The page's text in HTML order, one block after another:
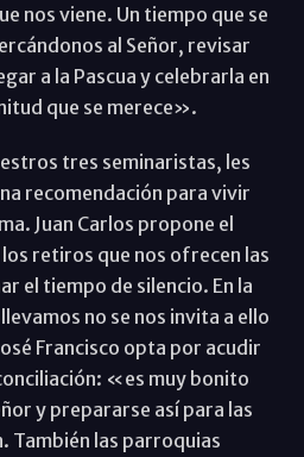
nos viene. Un tiempo que se
al Señor, revisar
a la Pascua y celebrarla en
que se merece».
tres seminaristas, les
recomendación para vivir
Juan Carlos propone el
retiros que nos ofrecen las
el tiempo de silencio. En la
no se nos invita a ello
Francisco opta por acudir
«es muy bonito
y prepararse así para las
También las parroquias